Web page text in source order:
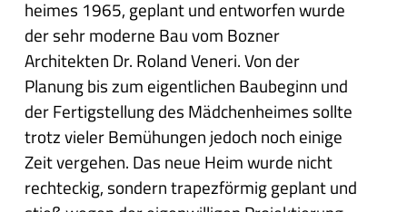
heimes 1965, geplant und entworfen wurde
der sehr moderne Bau vom Bozner
Architekten Dr. Roland Veneri. Von der
Planung bis zum eigentlichen Baubeginn und
der Fertigstellung des Mädchenheimes sollte
trotz vieler Bemühungen jedoch noch einige
Zeit vergehen. Das neue Heim wurde nicht
rechteckig, sondern trapezförmig geplant und